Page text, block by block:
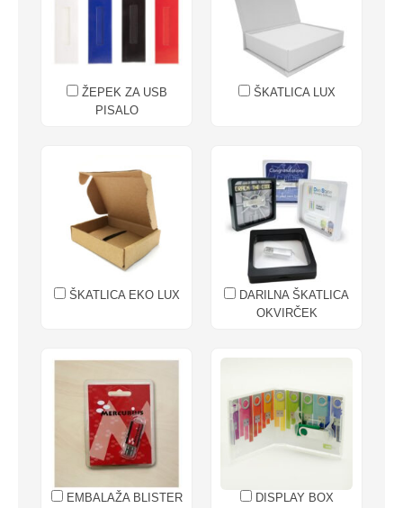
ŽEPEK ZA USB
PISALO
ŠKATLICA LUX
ŠKATLICA EKO LUX
DARILNA ŠKATLICA
OKVIRČEK
EMBALAŽA BLISTER
DISPLAY BOX